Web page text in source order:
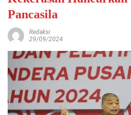
Pancasila
Redaksi
29/09/2024